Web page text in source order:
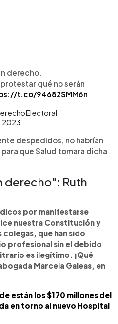
derecho.
qué no serán
t.co/94682SMM6n
2023
despedidos, no habrían
que Salud tomara dicha
derecho": Ruth
por manifestarse
nuestra Constitución y
que han sido
profesional sin el debido
es ilegítimo. ¡Qué
Marcela Galeas, en
están los $170 millones del
en torno al nuevo Hospital